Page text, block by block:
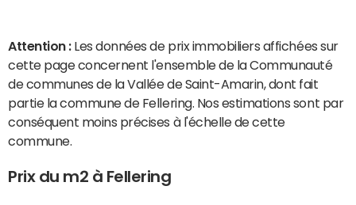
Attention : Les données de prix immobiliers affichées sur
cette page concernent l'ensemble de la Communauté
de communes de la Vallée de Saint-Amarin, dont fait
partie la commune de Fellering. Nos estimations sont par
conséquent moins précises à l'échelle de cette
commune.
Prix du m2 à Fellering